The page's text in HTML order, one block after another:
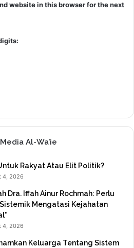
website in this browser for the next
Al-Wa’ie
Rakyat Atau Elit Politik?
4, 2026
Dra. Iffah Ainur Rochmah: Perlu
Mengatasi Kejahatan
4, 2026
Keluarga Tentang Sistem